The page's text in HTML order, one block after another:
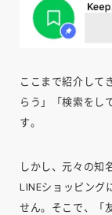
ここまで紹介して
らう」「検索をし
す。
しかし、元々の知
LINEショッピング
せん。そこで、「